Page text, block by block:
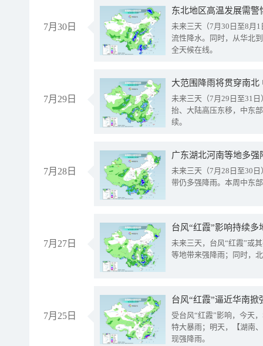
7月30日
东北地区高温发展需
未来三天（7月30日至8月
流性降水。同时，从华北
全天候在线。
7月29日
大范围降雨将贯穿南
未来三天（7月29日至31
抬、大陆高压东移，中东
续。
7月28日
广东湖北河南等地多
未来三天（7月28日至30
带仍多强降雨。本周中东
7月27日
台风“红霞”影响持续
未来三天，台风“红霞”或
等地带来强降雨；同时，
7月25日
台风“红霞”逼近华南
受台风“红霞”影响，今天
特大暴雨；明天，【湖南
现强降雨。